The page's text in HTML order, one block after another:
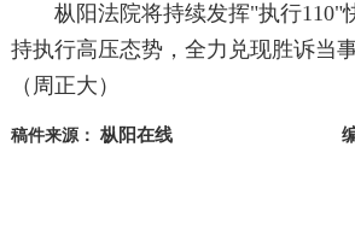
枞阳法院将持续发挥"执行110"
持执行高压态势，全力兑现胜诉当
（周正大）
稿件来源： 枞阳在线